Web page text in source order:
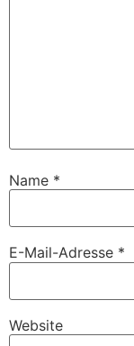
Name *
E-Mail-Adresse *
Website